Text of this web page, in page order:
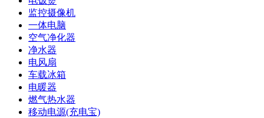
监控摄像机
一体电脑
空气净化器
净水器
电风扇
车载冰箱
电暖器
燃气热水器
移动电源(充电宝)